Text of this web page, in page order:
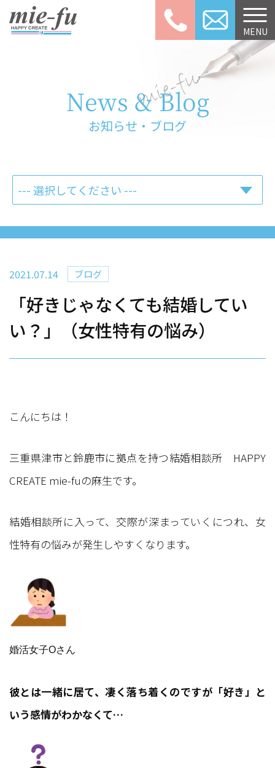
059-253-
MENU
News & Blog
お知らせ・ブログ
2021.07.14 ブログ
「好きじゃなくても結婚してい
い？」（女性特有の悩み）
こんにちは！
三重県津市と鈴鹿市に拠点を持つ結婚相談所 HAPPY
CREATE mie-fuの麻生です。
結婚相談所に入って、交際が深まっていくにつれ、女
性特有の悩みが発生しやすくなります。
婚活女子Oさん
彼とは一緒に居て、凄く落ち着くのですが「好き」と
いう感情がわかなくて…